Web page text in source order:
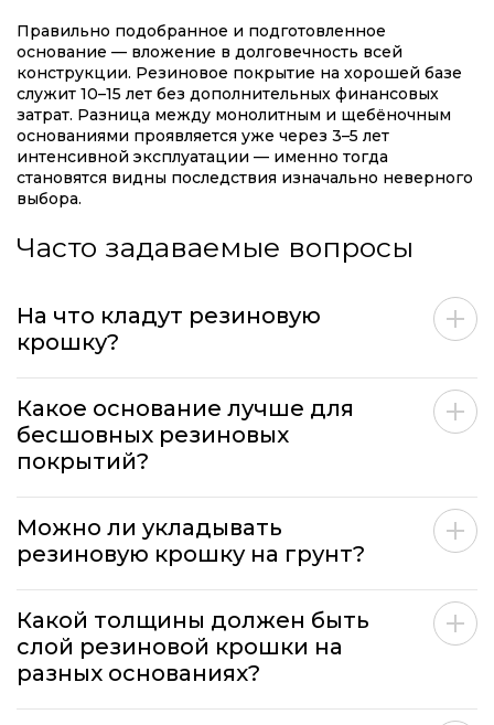
Правильно подобранное и подготовленное
основание — вложение в долговечность всей
конструкции. Резиновое покрытие на хорошей базе
служит 10–15 лет без дополнительных финансовых
затрат. Разница между монолитным и щебёночным
основаниями проявляется уже через 3–5 лет
интенсивной эксплуатации — именно тогда
становятся видны последствия изначально неверного
выбора.
Часто задаваемые вопросы
На что кладут резиновую
крошку?
Какое основание лучше для
бесшовных резиновых
покрытий?
Можно ли укладывать
резиновую крошку на грунт?
Какой толщины должен быть
слой резиновой крошки на
разных основаниях?